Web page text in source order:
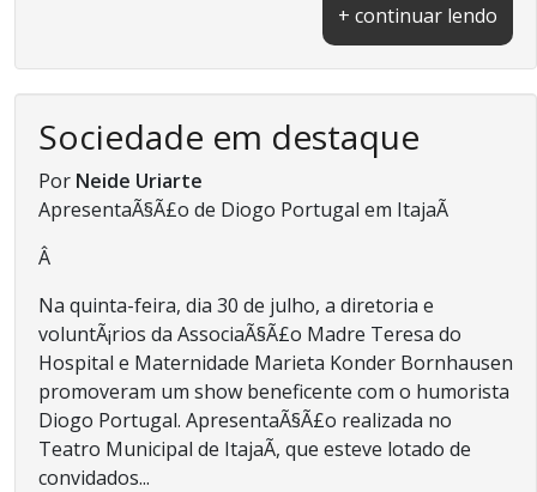
+ continuar lendo
Sociedade em destaque
Por Neide Uriarte
ApresentaÃ§Ã£o de Diogo Portugal em ItajaÃ­
Â
Na quinta-feira, dia 30 de julho, a diretoria e
voluntÃ¡rios da AssociaÃ§Ã£o Madre Teresa do
Hospital e Maternidade Marieta Konder Bornhausen
promoveram um show beneficente com o humorista
Diogo Portugal. ApresentaÃ§Ã£o realizada no
Teatro Municipal de ItajaÃ­, que esteve lotado de
convidados...